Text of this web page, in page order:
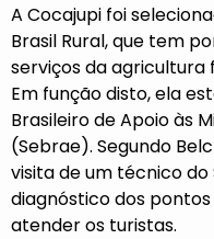
A Cocajupi foi
Brasil Rural, que tem
serviços da
Em função disto, ela
Brasileiro de Apoio às
(Sebrae). Segundo
visita de um técnico
diagnóstico dos
atender os turistas.